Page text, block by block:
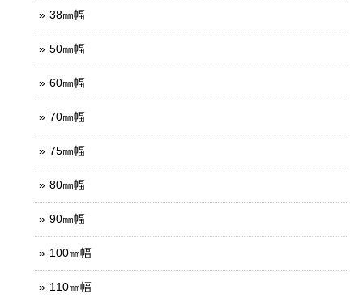
38㎜幅
50㎜幅
60㎜幅
70㎜幅
75㎜幅
80㎜幅
90㎜幅
100㎜幅
110㎜幅